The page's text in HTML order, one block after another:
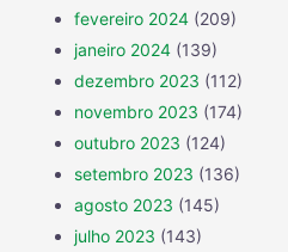
fevereiro 2024 (209)
janeiro 2024 (139)
dezembro 2023 (112)
novembro 2023 (174)
outubro 2023 (124)
setembro 2023 (136)
agosto 2023 (145)
julho 2023 (143)